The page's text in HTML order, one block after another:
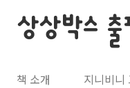
상상박스
책 소개 지니비니